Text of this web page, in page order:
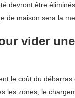
devront être
de maison sera la
vider
le coût du
les zones, le